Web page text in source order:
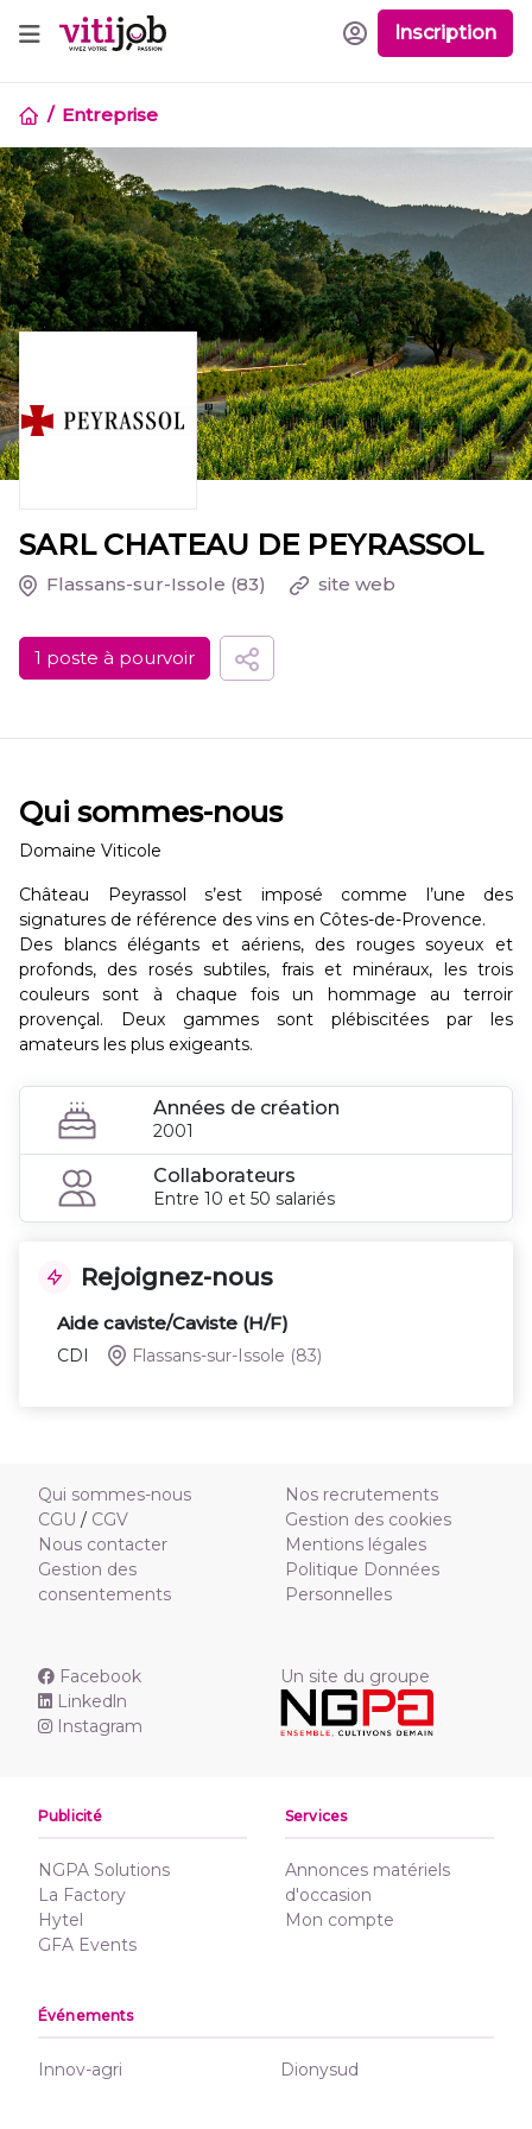
Inscription
Entreprise
SARL CHATEAU DE PEYRASSOL
Flassans-sur-Issole (83) site web
1 poste à pourvoir
Qui sommes-nous
Domaine Viticole
Château Peyrassol s’est imposé comme l’une des
signatures de référence des vins en Côtes-de-Provence.
Des blancs élégants et aériens, des rouges soyeux et
profonds, des rosés subtiles, frais et minéraux, les trois
couleurs sont à chaque fois un hommage au terroir
provençal. Deux gammes sont plébiscitées par les
amateurs les plus exigeants.
Années de création
2001
Collaborateurs
Entre 10 et 50 salariés
Rejoignez-nous
Aide caviste/Caviste (H/F)
CDI Flassans-sur-Issole (83)
Qui sommes-nous
CGU / CGV
Nous contacter
Gestion des
consentements
Nos recrutements
Gestion des cookies
Mentions légales
Politique Données
Personnelles
Facebook
Linkedln
Instagram
Un site du groupe
Publicité
NGPA Solutions
La Factory
Hytel
GFA Events
Services
Annonces matériels
d'occasion
Mon compte
Événements
Innov-agri Dionysud